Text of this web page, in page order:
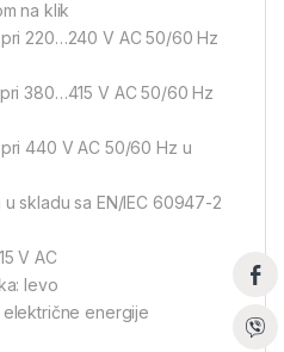
na klik
220…240 V AC 50/60 Hz
380…415 V AC 50/60 Hz
440 V AC 50/60 Hz u
skladu sa EN/IEC 60947-2
V AC
levo
energije